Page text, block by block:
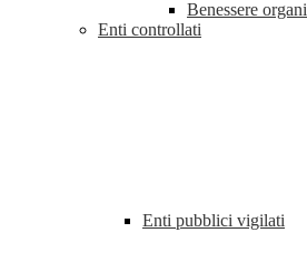
Benessere
Enti controllati
Enti pubblici vigilati